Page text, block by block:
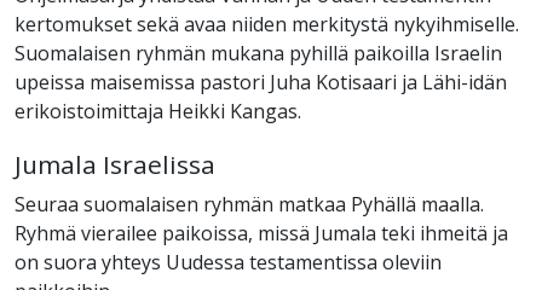
kertomukset sekä avaa niiden merkitystä nykyihmiselle.
Suomalaisen ryhmän mukana pyhillä paikoilla Israelin
upeissa maisemissa pastori Juha Kotisaari ja Lähi-idän
erikoistoimittaja Heikki Kangas.
Jumala Israelissa
Seuraa suomalaisen ryhmän matkaa Pyhällä maalla.
Ryhmä vierailee paikoissa, missä Jumala teki ihmeitä ja
on suora yhteys Uudessa testamentissa oleviin